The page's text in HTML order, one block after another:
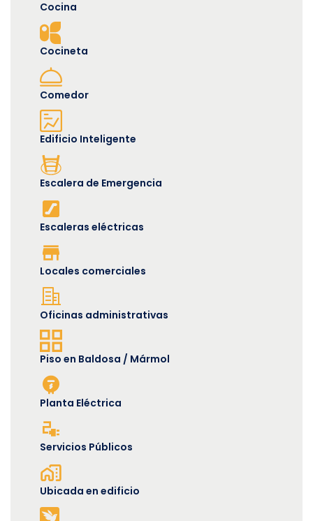
Cocina
Cocineta
Comedor
Edificio Inteligente
Escalera de Emergencia
Escaleras eléctricas
Locales comerciales
Oficinas administrativas
Piso en Baldosa / Mármol
Planta Eléctrica
Servicios Públicos
Ubicada en edificio